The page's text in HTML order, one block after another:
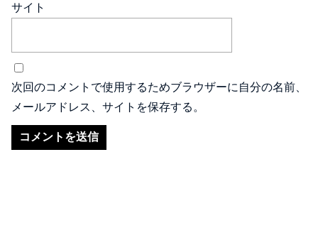
サイト
次回のコメントで使用するためブラウザーに自分の名前、
メールアドレス、サイトを保存する。